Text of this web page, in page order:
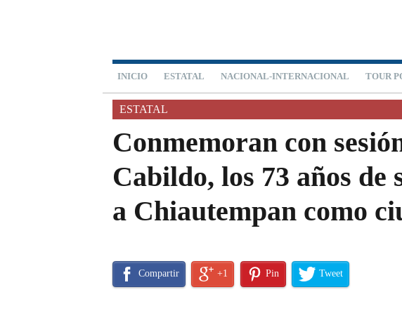
INICIO ESTATAL NACIONAL-INTERNACIONAL TOUR
ESTATAL
Conmemoran con
Cabildo, los 73 años de
a Chiautempan como
Compartir +1 Pin Tweet